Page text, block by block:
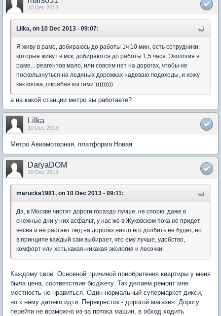
10 Dec 2013
Lilka, on 10 Dec 2013 - 09:07:
Я живу в раме, добираюсь до работы 1ч 10 мин, есть сотрудники,
которые живут в мск, добираются до работы 1,5 часа. Экология в
раме... реагентов мало, или совсем нет на дорогах, чтобы не
поскользнуться на ледяных дорожках надеваю ледоходы, и хожу
как кошка, шкрябая когтями )))))))))
а на какой станции метро вы работаете?
Lilka
10 Dec 2013
Метро Авиамоторная, платформа Новая.
DaryaDOM
10 Dec 2013
marucka1981, on 10 Dec 2013 - 09:11:
Да, в Москве чистят дороги гораздо лучше, не спорю, даже в
снежные дни у них асфальт, у нас же в Жуковском пока не придет
весна и не растает лед на дорогах никто его долбить не будет, но
в принципе каждый сам выбирает, что ему лучше, удобство,
комфорт или хоть какая-никакая экология и лесочки.
Каждому своё. Основной причиной приобретения квартиры у меня
была цена, соответствие бюджету. Так делаем ремонт мне
местность не нравиться. Один нормальный супермаркет дикси,
но к нему далеко идти. Перекрёсток - дорогой магазин. Дорогу
перейти не возможно из-за потока машин, в обход ходить